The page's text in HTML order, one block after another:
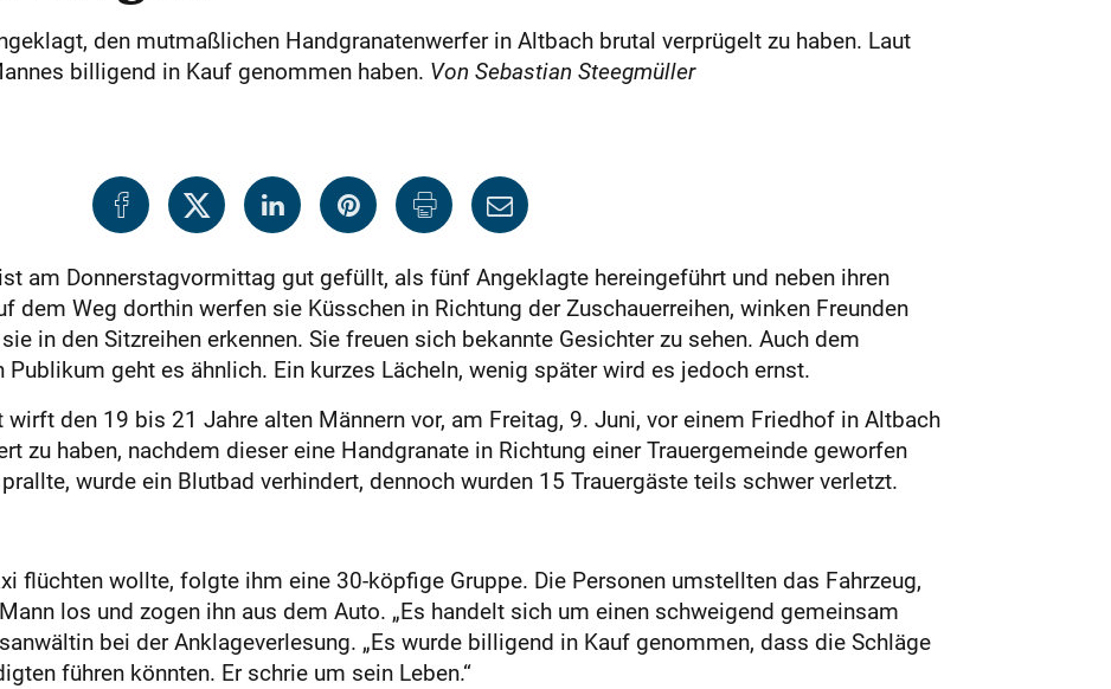
den mutmaßlichen Handgranatenwerfer in Altbach brutal verprügelt zu haben. Laut
billigend in Kauf genommen haben. Von Sebastian Steegmüller
am Donnerstagvormittag gut gefüllt, als fünf Angeklagte hereingeführt und neben ihren
dem Weg dorthin werfen sie Küsschen in Richtung der Zuschauerreihen, winken Freunden
in den Sitzreihen erkennen. Sie freuen sich bekannte Gesichter zu sehen. Auch dem
geht es ähnlich. Ein kurzes Lächeln, wenig später wird es jedoch ernst.
den 19 bis 21 Jahre alten Männern vor, am Freitag, 9. Juni, vor einem Friedhof in Altbach
zu haben, nachdem dieser eine Handgranate in Richtung einer Trauergemeinde geworfen
wurde ein Blutbad verhindert, dennoch wurden 15 Trauergäste teils schwer verletzt.
flüchten wollte, folgte ihm eine 30-köpfige Gruppe. Die Personen umstellten das Fahrzeug,
los und zogen ihn aus dem Auto. „Es handelt sich um einen schweigend gemeinsam
bei der Anklageverlesung. „Es wurde billigend in Kauf genommen, dass die Schläge
führen könnten. Er schrie um sein Leben.“